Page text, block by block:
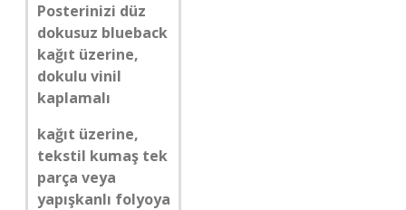
Posterinizi düz
dokusuz blueback
kağıt üzerine,
dokulu vinil
kaplamalı
kağıt üzerine,
tekstil kumaş tek
parça veya
yapışkanlı folyoya